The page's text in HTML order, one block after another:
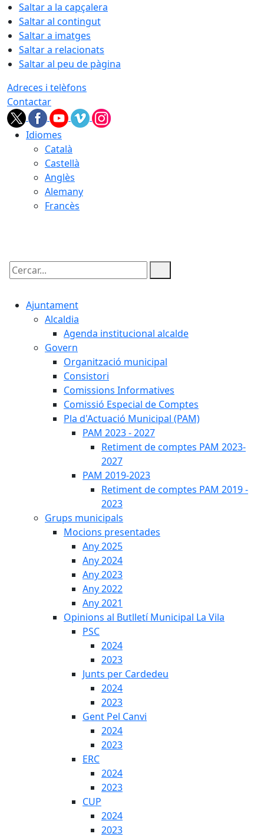
Saltar a la capçalera
Saltar al contingut
Saltar a imatges
Saltar a relacionats
Saltar al peu de pàgina
Adreces i telèfons
Contactar
Idiomes
Català
Castellà
Anglès
Alemany
Francès
Cercar:
Ajuntament
Alcaldia
Agenda institucional alcalde
Govern
Organització municipal
Consistori
Comissions Informatives
Comissió Especial de Comptes
Pla d'Actuació Municipal (PAM)
PAM 2023 - 2027
Retiment de comptes PAM 2023-
2027
PAM 2019-2023
Retiment de comptes PAM 2019 -
2023
Grups municipals
Mocions presentades
Any 2025
Any 2024
Any 2023
Any 2022
Any 2021
Opinions al Butlletí Municipal La Vila
PSC
2024
2023
Junts per Cardedeu
2024
2023
Gent Pel Canvi
2024
2023
ERC
2024
2023
CUP
2024
2023